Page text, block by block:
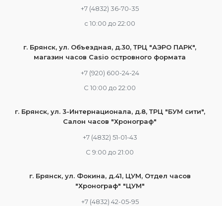
+7 (4832) 36-70-35
c 10:00 до 22:00
г. Брянск, ул. Объездная, д.30, ТРЦ "АЭРО ПАРК",
магазин часов Casio островного формата
+7 (920) 600-24-24
С 10:00 до 22:00
г. Брянск, ул. 3-Интернационала, д.8, ТРЦ "БУМ сити",
Салон часов "Хронограф"
+7 (4832) 51-01-43
С 9:00 до 21:00
г. Брянск, ул. Фокина, д.41, ЦУМ, Отдел часов
"Хронограф" "ЦУМ"
+7 (4832) 42-05-95